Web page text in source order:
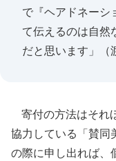
で『ヘアドネーシ
て伝えるのは自然
だと思います」（
寄付の方法はそれ
協力している「賛同
の際に申し出れば、